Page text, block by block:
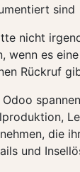
sind
nicht
wenn es
Rückruf
die
und